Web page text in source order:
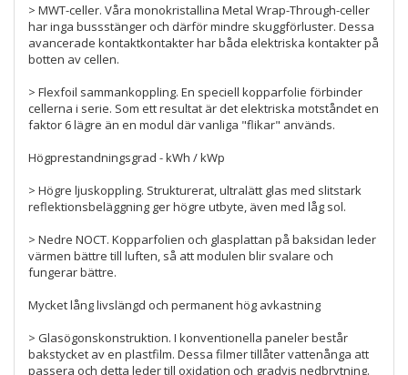
> MWT-celler. Våra monokristallina Metal Wrap-Through-celler
har inga bussstänger och därför mindre skuggförluster. Dessa
avancerade kontaktkontakter har båda elektriska kontakter på
botten av cellen.
> Flexfoil sammankoppling. En speciell kopparfolie förbinder
cellerna i serie. Som ett resultat är det elektriska motståndet en
faktor 6 lägre än en modul där vanliga "flikar" används.
Högprestandningsgrad - kWh / kWp
> Högre ljuskoppling. Strukturerat, ultralätt glas med slitstark
reflektionsbeläggning ger högre utbyte, även med låg sol.
> Nedre NOCT. Kopparfolien och glasplattan på baksidan leder
värmen bättre till luften, så att modulen blir svalare och
fungerar bättre.
Mycket lång livslängd och permanent hög avkastning
> Glasögonskonstruktion. I konventionella paneler består
bakstycket av en plastfilm. Dessa filmer tillåter vattenånga att
passera och detta leder till oxidation och gradvis nedbrytning.